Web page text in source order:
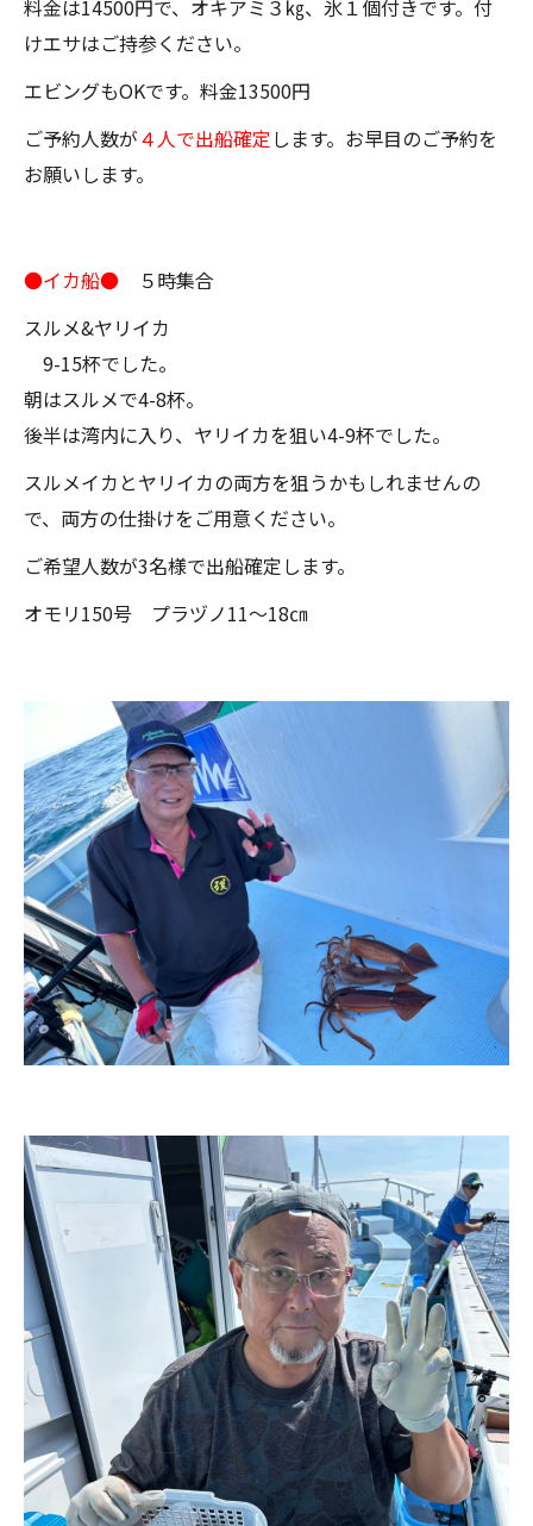
料金は14500円で、オキアミ３㎏、氷１個付きです。付
けエサはご持参ください。
エビングもOKです。料金13500円
ご予約人数が４人で出船確定します。お早目のご予約を
お願いします。
●イカ船●
５時集合
スルメ&ヤリイカ
9-15杯でした。
朝はスルメで4-8杯。
後半は湾内に入り、ヤリイカを狙い4-9杯でした。
スルメイカとヤリイカの両方を狙うかもしれませんの
で、両方の仕掛けをご用意ください。
ご希望人数が3名様で出船確定します。
オモリ150号 プラヅノ11～18㎝